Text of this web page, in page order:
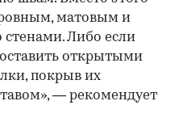
матовым и
стенами. Либо если
оставить открытыми
покрыв их
— рекомендует